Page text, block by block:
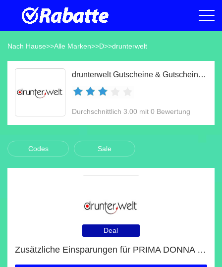
Nach Hause>>Alle Marken>>D>>drunterwelt
drunterwelt Gutscheine & Gutscheincodes Aug 2026
Durchschnittlich 3.00 mit 0 Bewertung
Codes Sale
Deal
Zusätzliche Einsparungen für PRIMA DONNA Sophora String Tanga plus zusätzliche 70-Angebote